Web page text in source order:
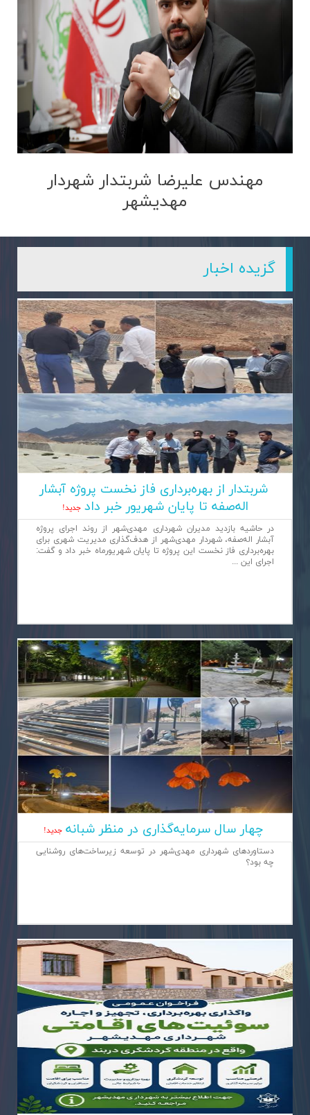
مهندس علیرضا شربتدار شهردار
مهدیشهر
گزیده اخبار
شربتدار از بهره‌برداری فاز نخست پروژه آبشار
اله‌صفه تا پایان شهریور خبر داد جديد!
در حاشیه بازدید مدیران شهرداری مهدی‌شهر از روند اجرای پروژه
آبشار اله‌صفه، شهردار مهدی‌شهر از هدف‌گذاری مدیریت شهری برای
بهره‌برداری فاز نخست این پروژه تا پایان شهریورماه خبر داد و گفت:
اجرای این ...
چهار سال سرمایه‌گذاری در منظر شبانه جديد!
دستاوردهای شهرداری مهدی‌شهر در توسعه زیرساخت‌های روشنایی
چه بود؟